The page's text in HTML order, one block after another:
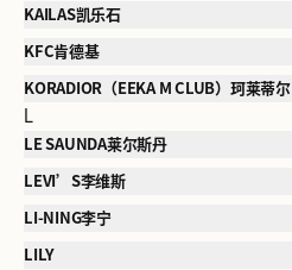
KAILAS凯乐石
KFC肯德基
KORADIOR（EEKA M CLUB）珂莱蒂尔
L
LE SAUNDA莱尔斯丹
LEVI’S李维斯
LI-NING李宁
LILY